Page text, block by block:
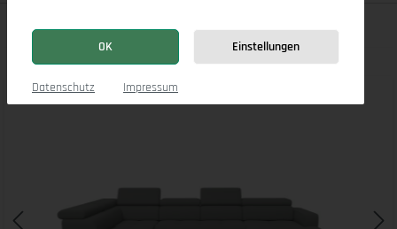
Marco LO Aho kl Small L
Bildergalerie überspringen
OK Einstellungen
Datenschutz Impressum